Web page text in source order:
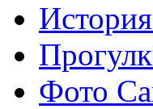
Фото